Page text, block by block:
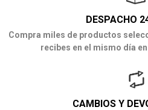
DESPACHO
Compra miles de productos
recibes en el mismo día
CAMBIOS Y